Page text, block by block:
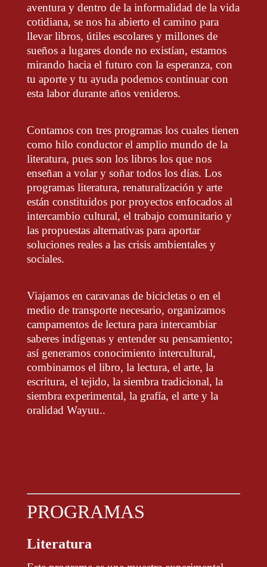
aventura y dentro de la informalidad de la vida
cotidiana, se nos ha abierto el camino para
llevar libros, útiles escolares y millones de
sueños a lugares donde no existían, estamos
mirando hacia el futuro con la esperanza, con
tu aporte y tu ayuda podemos continuar con
esta labor durante años venideros.
Contamos con tres programas los cuales tienen
como hilo conductor el amplio mundo de la
literatura, pues son los libros los que nos
enseñan a volar y soñar todos los días. Los
programas literatura, renaturalización y arte
están constituidos por proyectos enfocados al
intercambio cultural, el trabajo comunitario y
las propuestas alternativas para aportar
soluciones reales a las crisis ambientales y
sociales.
Viajamos en caravanas de bicicletas o en el
medio de transporte necesario, organizamos
campamentos de lectura para intercambiar
saberes indígenas y entender su pensamiento;
así generamos conocimiento intercultural,
combinamos el libro, la lectura, el arte, la
escritura, el tejido, la siembra tradicional, la
siembra experimental, la grafía, el arte y la
oralidad Wayuu..
PROGRAMAS
Literatura